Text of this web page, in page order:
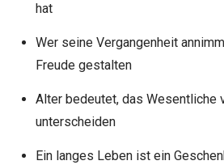
hat
Wer seine Vergangenheit
Freude gestalten
Alter bedeutet, das Wesentliche
unterscheiden
Ein langes Leben ist ein